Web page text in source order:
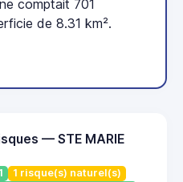
comptait 701
de 8.31 km².
— STE MARIE
1 risque(s) naturel(s)